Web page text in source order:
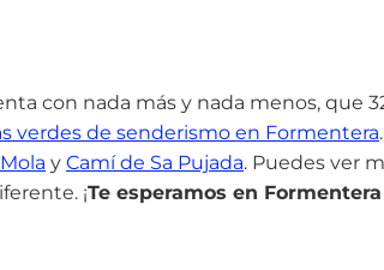
con nada más y nada menos, que
verdes de senderismo en Formentera
y Camí de Sa Pujada. Puedes ver
¡Te esperamos en Formentera